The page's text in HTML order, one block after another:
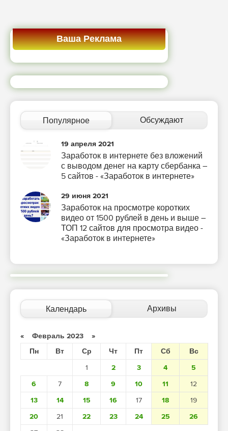
Ваша Реклама
Популярное Обсуждают
19 апреля 2021
Заработок в интернете без вложений
с выводом денег на карту сбербанка –
5 сайтов - «Заработок в интернете»
29 июня 2021
Заработок на просмотре коротких
видео от 1500 рублей в день и выше –
ТОП 12 сайтов для просмотра видео -
«Заработок в интернете»
Календарь Архивы
« Февраль 2023 »
Пн
Вт Ср Чт Пт Сб
Вс
1
2 3 4
5
6
7 8 9 10 11
12
13
14 15 16 17 18
19
20
21 22 23 24 25
26